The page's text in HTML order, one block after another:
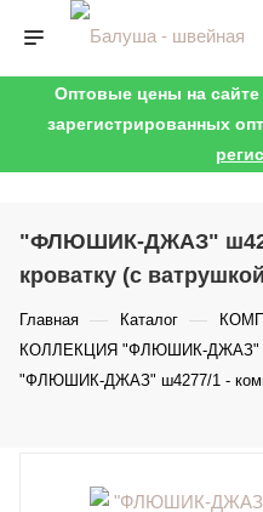
Оптовые цены на
зарегистрированных
"ФЛЮШИК-ДЖАЗ"
кроватку (с
Главная — Каталог —
КОЛЛЕКЦИЯ "ФЛЮШИК-ДЖАЗ"
"ФЛЮШИК-ДЖАЗ" ш4277/1 -